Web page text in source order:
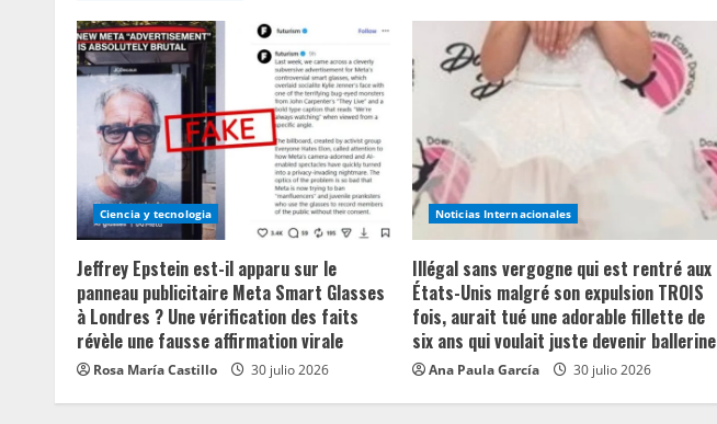
Ciencia y tecnologia
Jeffrey Epstein est-il apparu sur le
panneau publicitaire Meta Smart Glasses
à Londres ? Une vérification des faits
révèle une fausse affirmation virale
Rosa María Castillo 30 julio 2026
Noticias Internacionales
Illégal sans vergogne qui est rentré aux
États-Unis malgré son expulsion TROIS
fois, aurait tué une adorable fillette de
six ans qui voulait juste devenir ballerine
Ana Paula García 30 julio 2026